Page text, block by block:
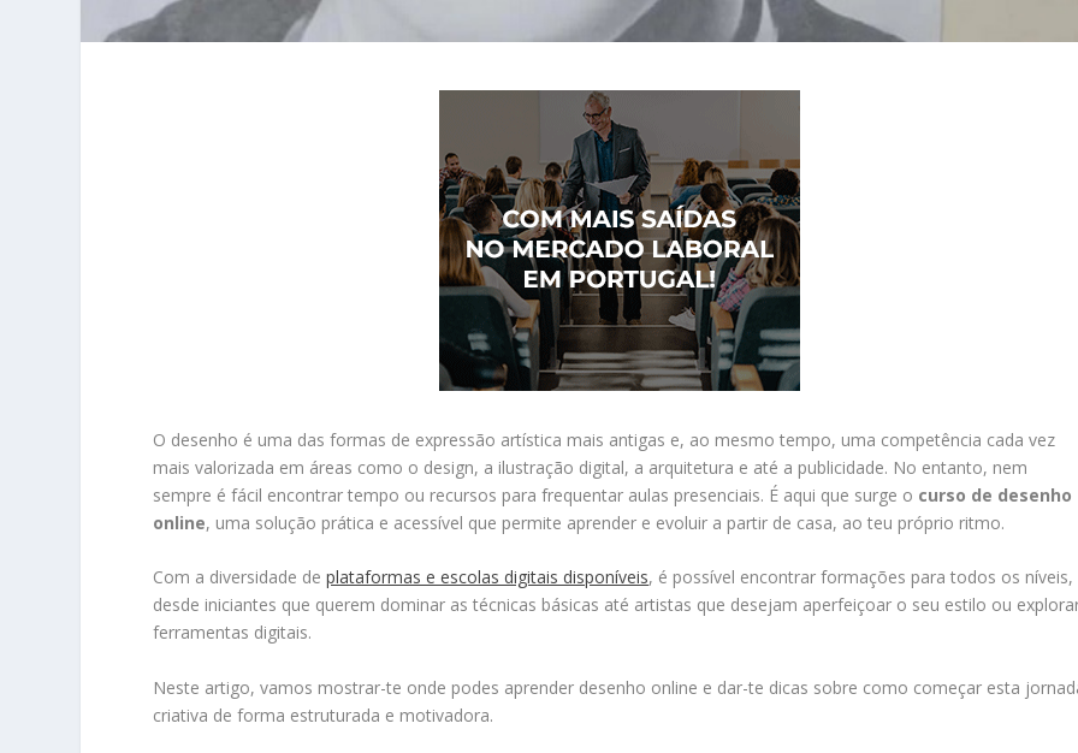
O desenho é uma das formas de expressão artística mais antigas e, ao mesmo tempo, uma competência cada vez
mais valorizada em áreas como o design, a ilustração digital, a arquitetura e até a publicidade. No entanto, nem
sempre é fácil encontrar tempo ou recursos para frequentar aulas presenciais. É aqui que surge o curso de desenho
online, uma solução prática e acessível que permite aprender e evoluir a partir de casa, ao teu próprio ritmo.
Com a diversidade deplataformas e escolas digitais disponíveis, é possível encontrar formações para todos os níveis,
desde iniciantes que querem dominar as técnicas básicas até artistas que desejam aperfeiçoar o seu estilo ou
ferramentas digitais.
Neste artigo, vamos mostrar-te onde podes aprender desenho online e dar-te dicas sobre como começar esta
criativa de forma estruturada e motivadora.